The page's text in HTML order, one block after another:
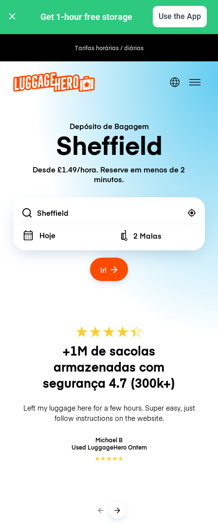
Get 1-hour free storage Use the App
Tarifas horárias / diárias
Depósito de Bagagem
Sheffield
Desde £1.49/hora. Reserve em menos de 2
minutos.
Location
Hoje Number of bags
2 Malas
Ir!
★★★★☆
★
+1M de sacolas
armazenadas com
segurança 4.7 (300k+)
Left my luggage here for a few hours. Super easy, just
follow instructions on the website.
Michael B
Used LuggageHeroOntem
★★★★★